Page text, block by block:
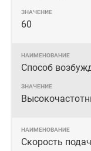
60
Способ
Скорость